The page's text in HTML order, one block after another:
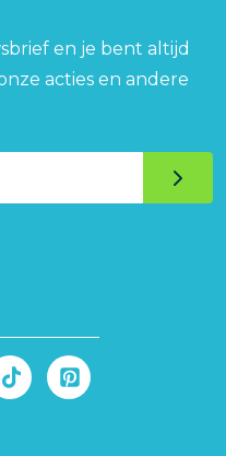
en je bent altijd
acties en andere